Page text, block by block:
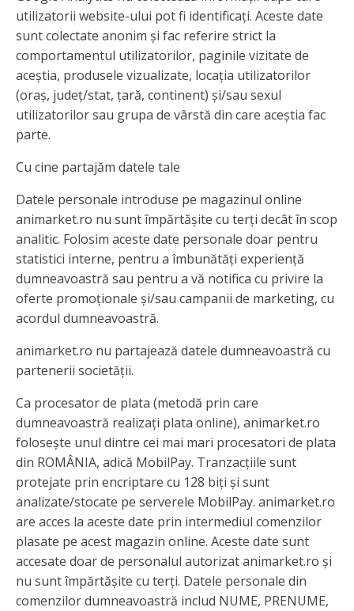
utilizatorii website-ului pot fi identificați. Aceste date
sunt colectate anonim și fac referire strict la
comportamentul utilizatorilor, paginile vizitate de
aceștia, produsele vizualizate, locația utilizatorilor
(oraș, județ/stat, țară, continent) și/sau sexul
utilizatorilor sau grupa de vârstă din care aceștia fac
parte.
Cu cine partajăm datele tale
Datele personale introduse pe magazinul online
animarket.ro nu sunt împărtășite cu terți decât în scop
analitic. Folosim aceste date personale doar pentru
statistici interne, pentru a îmbunătăți experiență
dumneavoastră sau pentru a vă notifica cu privire la
oferte promoționale și/sau campanii de marketing, cu
acordul dumneavoastră.
animarket.ro nu partajează datele dumneavoastră cu
partenerii societății.
Ca procesator de plata (metodă prin care
dumneavoastră realizați plata online), animarket.ro
folosește unul dintre cei mai mari procesatori de plata
din ROMÂNIA, adică MobilPay. Tranzacțiile sunt
protejate prin encriptare cu 128 biți și sunt
analizate/stocate pe serverele MobilPay. animarket.ro
are acces la aceste date prin intermediul comenzilor
plasate pe acest magazin online. Aceste date sunt
accesate doar de personalul autorizat animarket.ro și
nu sunt împărtășite cu terți. Datele personale din
comenzilor dumneavoastră includ NUME, PRENUME,